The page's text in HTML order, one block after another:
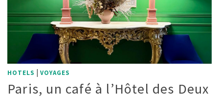
HOTELS | VOYAGES
Paris, un café à l’Hôtel des Deux